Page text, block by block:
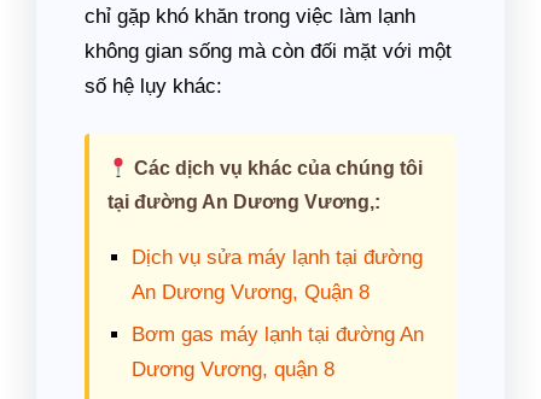
chỉ gặp khó khăn trong việc làm lạnh
không gian sống mà còn đối mặt với một
số hệ lụy khác:
Các dịch vụ khác của chúng tôi
tại đường An Dương Vương,:
Dịch vụ sửa máy lạnh tại đường
An Dương Vương, Quận 8
Bơm gas máy lạnh tại đường An
Dương Vương, quận 8